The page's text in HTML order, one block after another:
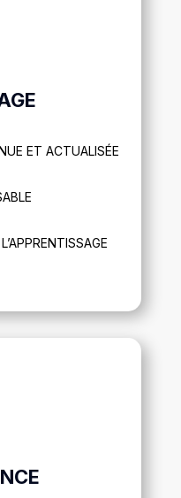
ET ACTUALISÉE